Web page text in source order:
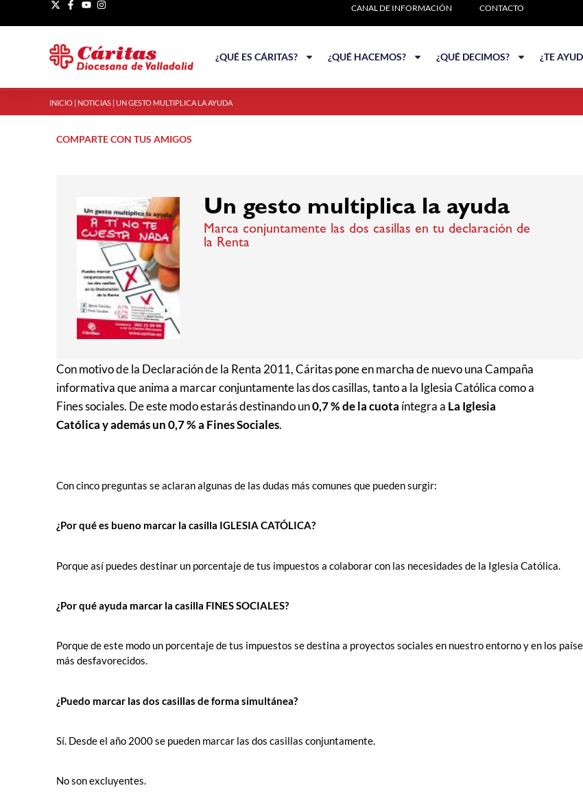
CANAL DE INFORMACIÓN CONTACTO
¿QUÉ ES CÁRITAS? ¿QUÉ HACEMOS? ¿QUÉ DECIMOS? ¿TE
INICIO | NOTICIAS | UN GESTO MULTIPLICA LA AYUDA
COMPARTE CON TUS AMIGOS
Un gesto multiplica la ayuda
Marca conjuntamente las dos casillas en tu declaración de
la Renta
Con motivo de la Declaración de la Renta 2011, Cáritas pone en marcha de nuevo una Campaña
informativa que anima a marcar conjuntamente las dos casillas, tanto a la Iglesia Católica como a
Fines sociales. De este modo estarás destinando un0,7 % de la cuota íntegra a La Iglesia
Católica y además un 0,7 % a Fines Sociales.
Con cinco preguntas se aclaran algunas de las dudas más comunes que pueden surgir:
¿Por qué es bueno marcar la casilla IGLESIA CATÓLICA?
Porque así puedes destinar un porcentaje de tus impuestos a colaborar con las necesidades de la Iglesia Católica.
¿Por qué ayuda marcar la casilla FINES SOCIALES?
Porque de este modo un porcentaje de tus impuestos se destina a proyectos sociales en nuestro entorno y en los
más desfavorecidos.
¿Puedo marcar las dos casillas de forma simultánea?
Sí. Desde el año 2000 se pueden marcar las dos casillas conjuntamente.
No son excluyentes.